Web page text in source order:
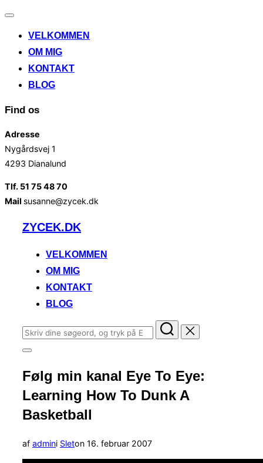
Slå
til/fraVELKOMMEN
OM MIG
KONTAKT
BLOG
Find os
Adresse
Nygårdsvej 1
4293 Dianalund
Tlf. 51 75 48 70
Mail susanne@zycek.dk
VidereZYCEK.DK
VELKOMMEN
OM MIG
KONTAKT
BLOG
Søg
efter:
Slå
i
sidekolonne
til/fra
Følg min kanal Eye To Eye:
Learning How To Dunk A
Basketball
af admini Sleton Udgivet
d.
16. februar 2007